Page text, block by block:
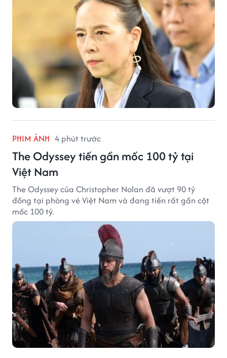
PHIM ẢNH 4 phút trước
The Odyssey tiến gần mốc 100 tỷ tại
Việt Nam
The Odyssey của Christopher Nolan đã vượt 90 tỷ
đồng tại phòng vé Việt Nam và đang tiến rất gần cột
mốc 100 tỷ.